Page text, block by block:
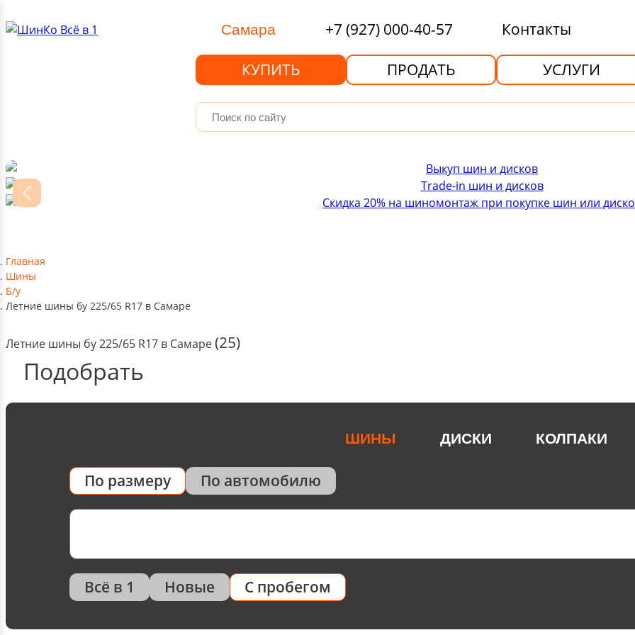
Самара +7 (927) 000-40-57 Контакты
КУПИТЬ ПРОДАТЬ УСЛУГИ
Главная
Шины
Б/у
Летние шины бу 225/65 R17 в Самаре
Летние шины бу 225/65 R17 в Самаре(25)
Подобрать
ШИНЫ ДИСКИ КОЛПАКИ
По размеру По автомобилю
Всё в 1 Новые С пробегом